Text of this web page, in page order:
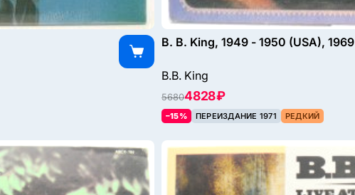
B. B. King, 1949 - 1950 (USA), 1969
B.B. King
56804828 ₽
–15% ПЕРЕИЗДАНИЕ 1971 РЕДКИЙ